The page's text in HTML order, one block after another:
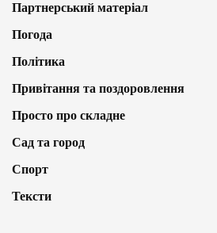
Партнерський матеріал
Погода
Політика
Привітання та поздоровлення
Просто про складне
Сад та город
Спорт
Тексти